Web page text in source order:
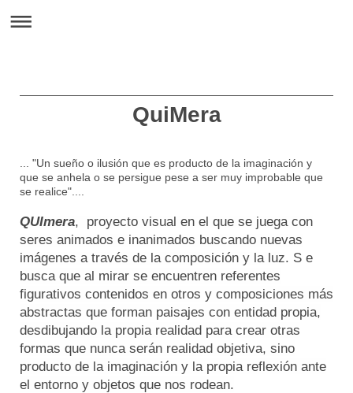
QuiMera
... "Un sueño o ilusión que es producto de la imaginación y
que se anhela o se persigue pese a ser muy improbable que
se realice"....
QUImera, proyecto visual en el que se juega con
seres animados e inanimados buscando nuevas
imágenes a través de la composición y la luz. S e
busca que al mirar se encuentren referentes
figurativos contenidos en otros y composiciones más
abstractas que forman paisajes con entidad propia,
desdibujando la propia realidad para crear otras
formas que nunca serán realidad objetiva, sino
producto de la imaginación y la propia reflexión ante
el entorno y objetos que nos rodean.